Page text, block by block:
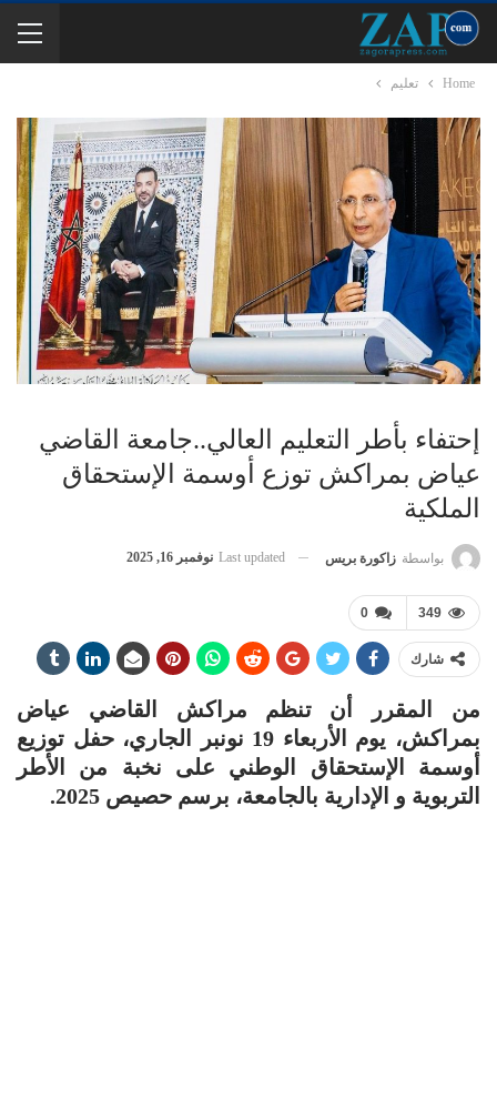
Home تعليم
إحتفاء بأطر التعليم العالي..جامعة القاضي
عياض بمراكش توزع أوسمة الإستحقاق
الملكية
بواسطة زاكورة بريس Last updated نوفمبر 16, 2025
0 349
شارك
من المقرر أن تنظم مراكش القاضي عياض
بمراكش، يوم الأربعاء 19 نونبر الجاري، حفل توزيع
أوسمة الإستحقاق الوطني على نخبة من الأطر
التربوية و الإدارية بالجامعة، برسم حصيص 2025.